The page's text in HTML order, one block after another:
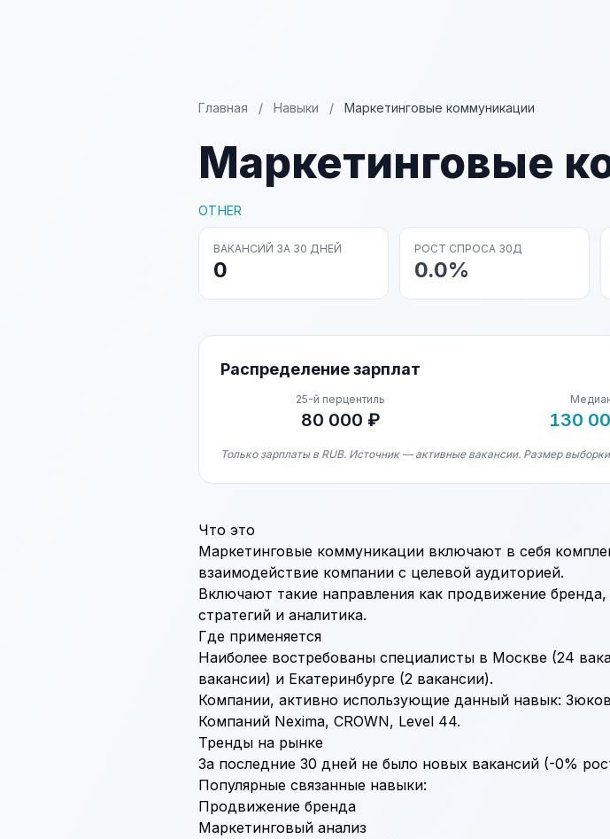
Главная / Навыки / Маркетинговые коммуникации
Маркетинговые
OTHER
ВАКАНСИЙ ЗА 30 ДНЕЙ
0
РОСТ СПРОСА 30Д
0.0%
Распределение зарплат
25-й перцентиль
80 000 ₽ 130
Только зарплаты в RUB. Источник — активные вакансии. Размер
Что это
Маркетинговые коммуникации включают в себя
взаимодействие компании с целевой аудиторией.
Включают такие направления как продвижение
стратегий и аналитика.
Где применяется
Наиболее востребованы специалисты в Москве (24
вакансии) и Екатеринбурге (2 вакансии).
Компании, активно использующие данный навык:
Компаний Nexima, CROWN, Level 44.
Тренды на рынке
За последние 30 дней не было новых вакансий (-0%
Популярные связанные навыки:
Продвижение бренда
Маркетинговый анализ